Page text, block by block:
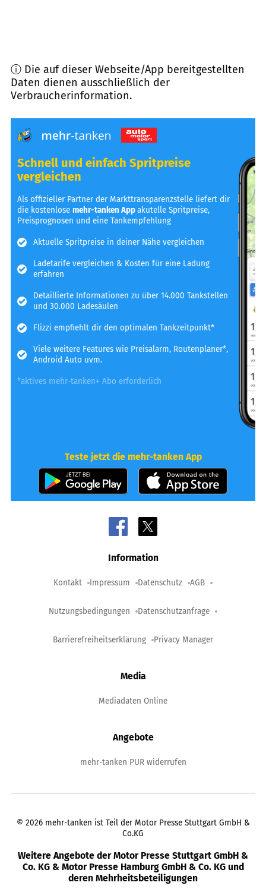
ⓘ Die auf dieser Webseite/App bereitgestellten
Daten dienen ausschließlich der
Verbraucherinformation.
Schnell und einfach Spritpreise
vergleichen
Als offizieller Partner der Markttransparenzstelle liefert dir
die kostenlosemehr-tanken Appakutelle Spritpreise,
Preisprognosen und eine Tankempfehlung
Aktuelle Spritpreise in deiner Nähe vergleichen
Ladetarife vergleichen & Kosten für eine Ladung
erfahren
Detaillierte Informationen zu über 14.000 Tankstellen
und 30.000 Ladesäulen
Flizzi empfiehlt dir den optimalen Tankzeitpunkt*
Viele weitere Features wie Preisalarm, Routenplaner*,
Android Auto uvm.
*aktives mehr-tanken+ Abo erforderlich
Teste jetzt die mehr-tanken App
Information
Kontakt Impressum Datenschutz AGB
Nutzungsbedingungen Datenschutzanfrage
Barrierefreiheitserklärung Privacy Manager
Media
Mediadaten Online
Angebote
mehr-tanken PUR widerrufen
© 2026 mehr-tanken ist Teil der Motor Presse Stuttgart GmbH &
Co.KG
Weitere Angebote der Motor Presse Stuttgart GmbH &
Co. KG & Motor Presse Hamburg GmbH & Co. KG und
deren Mehrheitsbeteiligungen